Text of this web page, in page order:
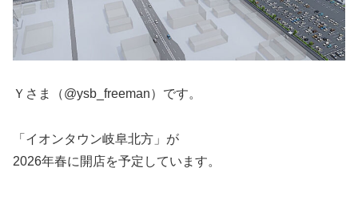
Ｙさま（@ysb_freeman）です。
「イオンタウン岐阜北方」が
2026年春に開店を予定しています。